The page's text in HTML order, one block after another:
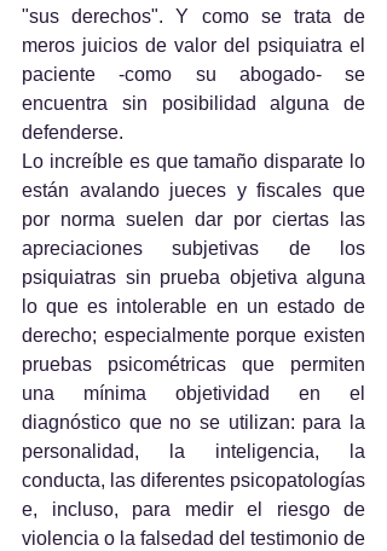
"sus derechos". Y como se trata de
meros juicios de valor del psiquiatra el
paciente -como su abogado- se
encuentra sin posibilidad alguna de
defenderse.
Lo increíble es que tamaño disparate lo
están avalando jueces y fiscales que
por norma suelen dar por ciertas las
apreciaciones subjetivas de los
psiquiatras sin prueba objetiva alguna
lo que es intolerable en un estado de
derecho; especialmente porque existen
pruebas psicométricas que permiten
una mínima objetividad en el
diagnóstico que no se utilizan: para la
personalidad, la inteligencia, la
conducta, las diferentes psicopatologías
e, incluso, para medir el riesgo de
violencia o la falsedad del testimonio de